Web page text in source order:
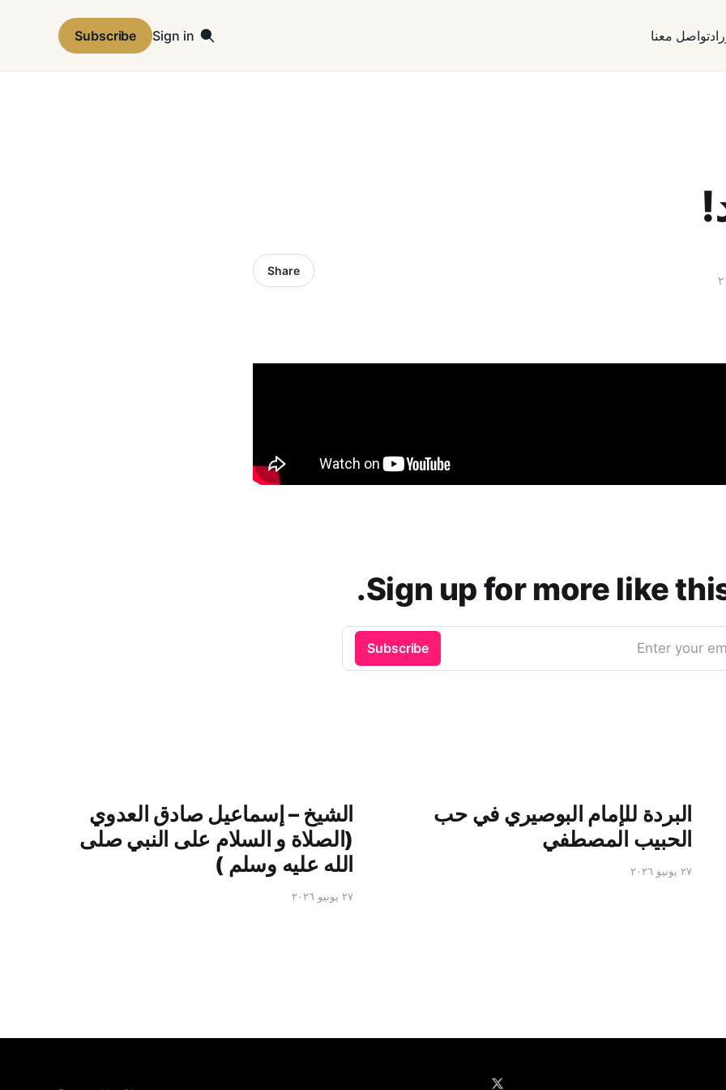
تواصل معنا Sign in
Subscribe
Share
Sign up for more like
Enter your
Subscribe
البردة للإمام البوصيري في حب
الحبيب المصطفي
٢٧ يونيو ٢٠٢٦
الشيخ – إسماعيل صادق العدوي
(الصلاة و السلام على النبي صلى
الله عليه وسلم )
٢٧ يونيو ٢٠٢٦